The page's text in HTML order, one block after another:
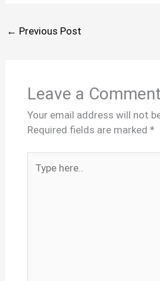
← Previous Post
Leave a Comment
Your email address will not
Required fields are marked *
here..